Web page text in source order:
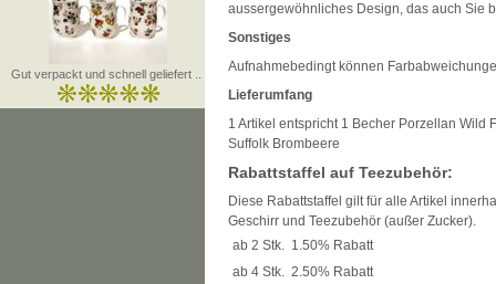
Gut verpackt und schnell geliefert ..
aussergewöhnliches Design, das auch Sie
Sonstiges
Aufnahmebedingt können
Lieferumfang
1 Artikel entspricht 1 Becher Porzellan Wild
Suffolk Brombeere
Rabattstaffel auf Teezubehör:
Diese Rabattstaffel gilt für alle Artikel
Geschirr und Teezubehör (außer Zucker).
ab 2 Stk. 1.50% Rabatt
ab 4 Stk. 2.50% Rabatt